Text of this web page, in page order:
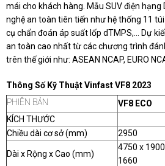
mái cho khách hàng. Mẫu SUV điện
nghệ an toàn tiên tiến như hệ thống 11
cụ chẩn đoán áp suất lốp dTMPS,… Dự
an toàn cao nhất từ các chương trình
trên thế giới như: ASEAN NCAP, EURO
Thông Số Kỹ Thuật Vinfast VF8 2023
PHIÊN BẢN
VF8 ECO
KÍCH THƯỚC
Chiều dài cơ sở (mm)
2950
Dài x Rộng x Cao (mm)
4750 x
1660